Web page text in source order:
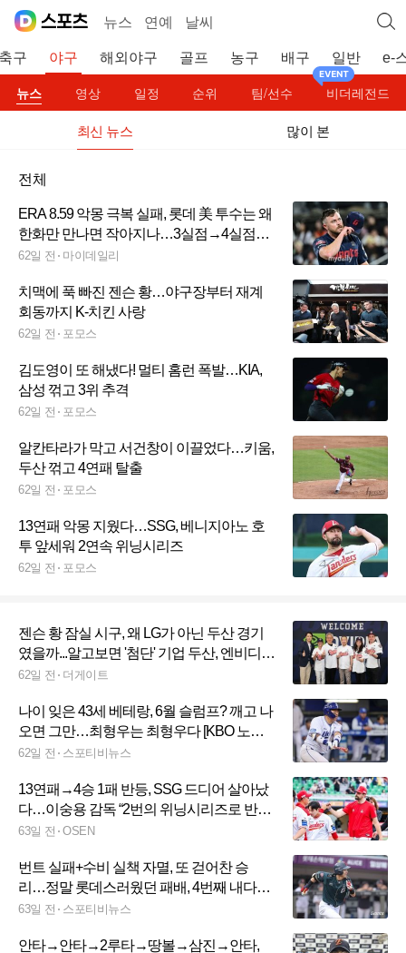
뉴스 연예 날씨
구 야구 해외야구 골프 농구 배구 일반 e-
뉴스 영상 일정 순위 팀/선수 비더레전드
최신 뉴스 많이 본
전체
ERA 8.59 악몽 극복 실패, 롯데 美 투수는 왜
한화만 만나면 작아지나…3실점→4실점
→5실점, 155km 강속구 소용 없었다
62일 전 마이데일리
치맥에 푹 빠진 젠슨 황…야구장부터 재계
회동까지 K-치킨 사랑
62일 전 포모스
김도영이 또 해냈다! 멀티 홈런 폭발…KIA,
삼성 꺾고 3위 추격
62일 전 포모스
알칸타라가 막고 서건창이 이끌었다…키움,
두산 꺾고 4연패 탈출
62일 전 포모스
13연패 악몽 지웠다…SSG, 베니지아노 호
투 앞세워 2연속 위닝시리즈
62일 전 포모스
젠슨 황 잠실 시구, 왜 LG가 아닌 두산 경기
였을까...알고보면 '첨단' 기업 두산, 엔비디아
핵심 파트너 [배지헌의 브러시백]
62일 전 더게이트
나이 잊은 43세 베테랑, 6월 슬럼프? 깨고 나
오면 그만…최형우는 최형우다 [KBO 노장
만세③]
62일 전 스포티비뉴스
13연패→4승 1패 반등, SSG 드디어 살아났
다…이숭용 감독 “2번의 위닝시리즈로 반등
할 발판 마련했다”
63일 전 OSEN
번트 실패+수비 실책 자멸, 또 걷어찬 승
리…정말 롯데스러웠던 패배, 4번째 내다버
린 '꽃다발'
63일 전 스포티비뉴스
안타→안타→2루타→땅볼→삼진→안타,